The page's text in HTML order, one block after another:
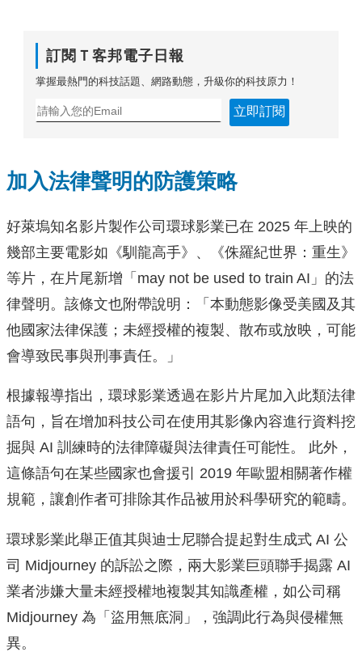
訂閱Ｔ客邦電子日報
掌握最熱門的科技話題、網路動態，升級你的科技原力！
立即訂閱
加入法律聲明的防護策略
好萊塢知名影片製作公司環球影業已在 2025 年上映的
幾部主要電影如《馴龍高手》、《侏羅紀世界：重生》
等片，在片尾新增「may not be used to train AI」的法
律聲明。該條文也附帶說明：「本動態影像受美國及其
他國家法律保護；未經授權的複製、散布或放映，可能
會導致民事與刑事責任。」
根據報導指出，環球影業透過在影片片尾加入此類法律
語句，旨在增加科技公司在使用其影像內容進行資料挖
掘與 AI 訓練時的法律障礙與法律責任可能性。 此外，
這條語句在某些國家也會援引 2019 年歐盟相關著作權
規範，讓創作者可排除其作品被用於科學研究的範疇。
環球影業此舉正值其與迪士尼聯合提起對生成式 AI 公
司 Midjourney 的訴訟之際，兩大影業巨頭聯手揭露 AI
業者涉嫌大量未經授權地複製其知識產權，如公司稱
Midjourney 為「盜用無底洞」，強調此行為與侵權無
異。